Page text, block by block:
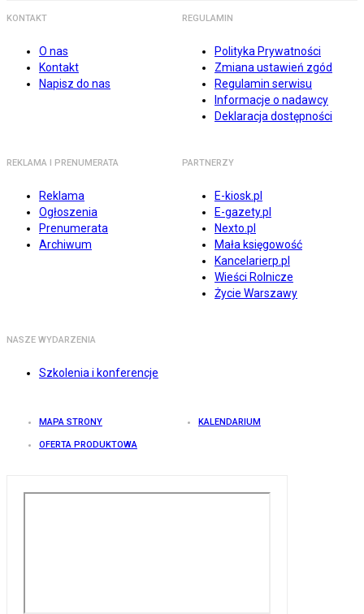
KONTAKT
O nas
Kontakt
Napisz do nas
REGULAMIN
Polityka Prywatności
Zmiana ustawień zgód
Regulamin serwisu
Informacje o nadawcy
Deklaracja dostępności
REKLAMA I PRENUMERATA
Reklama
Ogłoszenia
Prenumerata
Archiwum
PARTNERZY
E-kiosk.pl
E-gazety.pl
Nexto.pl
Mała księgowość
Kancelarierp.pl
Wieści Rolnicze
Życie Warszawy
NASZE WYDARZENIA
Szkolenia i konferencje
MAPA STRONY KALENDARIUM
OFERTA PRODUKTOWA